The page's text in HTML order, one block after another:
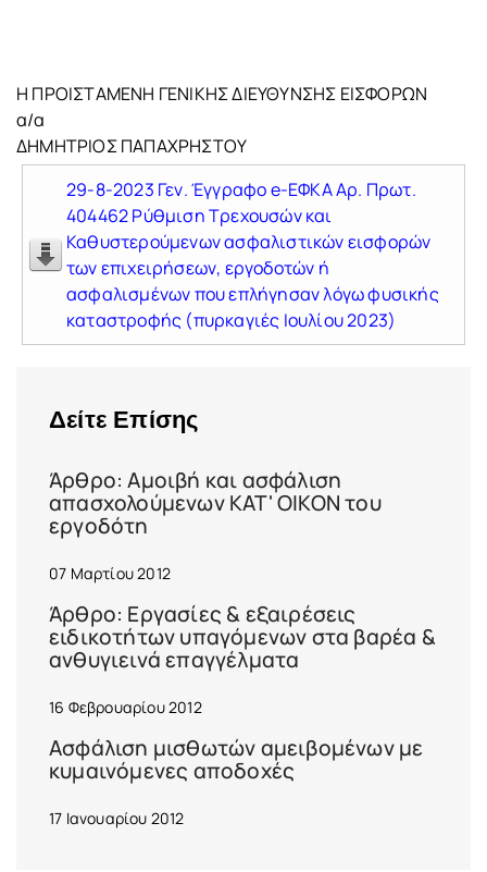
Η ΠΡΟΙΣΤΑΜΕΝΗ ΓΕΝΙΚΗΣ ΔΙΕΥΘΥΝΣΗΣ ΕΙΣΦΟΡΩΝ
α/α
ΔΗΜΗΤΡΙΟΣ ΠΑΠΑΧΡΗΣΤΟΥ
29-8-2023 Γεν. Έγγραφο e-ΕΦΚΑ Αρ. Πρωτ.
404462 Ρύθμιση Τρεχουσών και
Καθυστερούμενων ασφαλιστικών εισφορών
των επιχειρήσεων, εργοδοτών ή
ασφαλισμένων που επλήγησαν λόγω φυσικής
καταστροφής (πυρκαγιές Ιουλίου 2023)
Δείτε Επίσης
Άρθρο: Αμοιβή και ασφάλιση
απασχολούμενων ΚΑΤ' ΟΙΚΟΝ του
εργοδότη
07 Μαρτίου 2012
Άρθρο: Εργασίες & εξαιρέσεις
ειδικοτήτων υπαγόμενων στα βαρέα &
ανθυγιεινά επαγγέλματα
16 Φεβρουαρίου 2012
Ασφάλιση μισθωτών αμειβομένων με
κυμαινόμενες αποδοχές
17 Ιανουαρίου 2012